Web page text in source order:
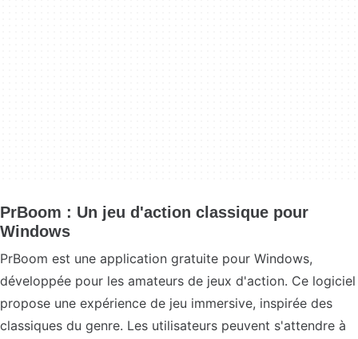
PrBoom : Un jeu d'action classique pour
Windows
PrBoom est une application gratuite pour Windows,
développée pour les amateurs de jeux d'action. Ce logiciel
propose une expérience de jeu immersive, inspirée des
classiques du genre. Les utilisateurs peuvent s'attendre à